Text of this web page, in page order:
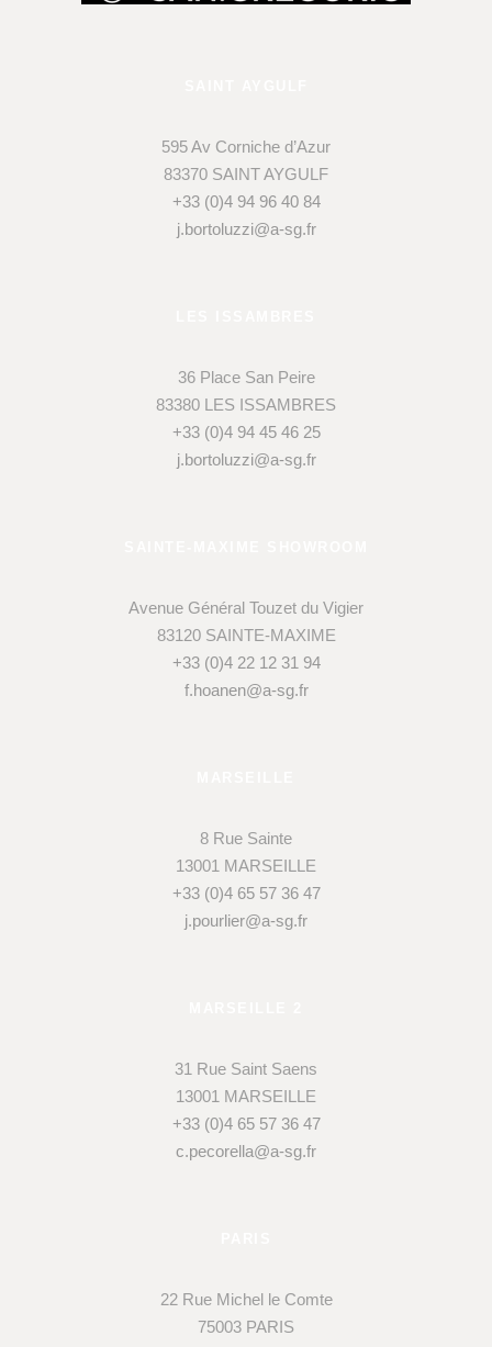
595 Av Corniche d’Azur
83370 SAINT AYGULF
+33 (0)4 94 96 40 84
j.bortoluzzi@a-sg.fr
36 Place San Peire
83380 LES ISSAMBRES
+33 (0)4 94 45 46 25
j.bortoluzzi@a-sg.fr
Avenue Général Touzet du Vigier
83120 SAINTE-MAXIME
+33 (0)4 22 12 31 94
f.hoanen@a-sg.fr
8 Rue Sainte
13001 MARSEILLE
+33 (0)4 65 57 36 47
j.pourlier@a-sg.fr
31 Rue Saint Saens
13001 MARSEILLE
+33 (0)4 65 57 36 47
c.pecorella@a-sg.fr
22 Rue Michel le Comte
75003 PARIS